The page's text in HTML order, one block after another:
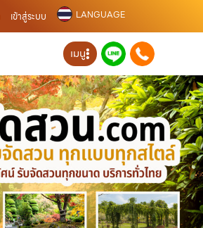
เข้าสู่ระบบ LANGUAGE
เมนู